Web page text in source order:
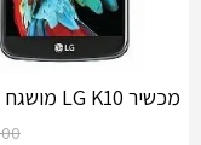
מכשיר LG K10 מושגח – כשר